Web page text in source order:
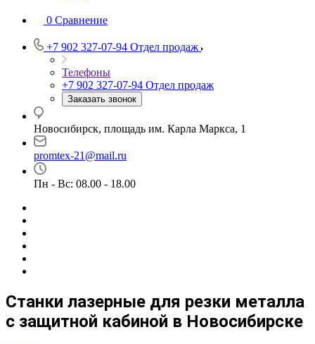
0 Сравнение
+7 902 327-07-94 Отдел продаж
Телефоны
+7 902 327-07-94 Отдел продаж
Заказать звонок
Новосибирск, площадь им. Карла Маркса, 1
promtex-21@mail.ru
Пн - Вс: 08.00 - 18.00
Станки лазерные для резки металла
с защитной кабиной в Новосибирске